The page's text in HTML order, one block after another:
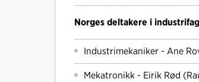
Norges deltakere i
Industrimekaniker - Ane
Mekatronikk - Eirik Rød